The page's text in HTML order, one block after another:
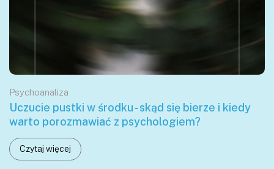
Psychoanaliza
Uczucie pustki w środku - skąd się bierze i kiedy
warto porozmawiać z psychologiem?
Czytaj więcej